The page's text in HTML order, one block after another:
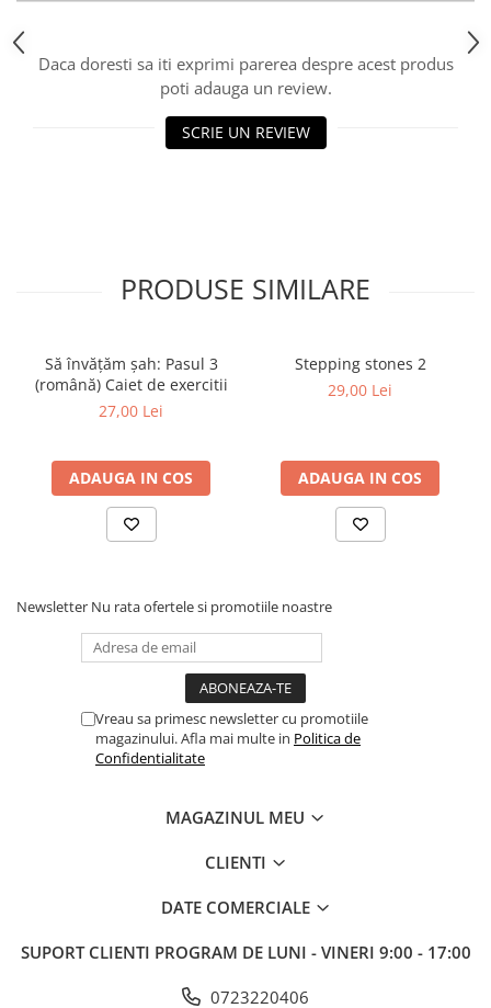
Piese Sah Tematice Din Metal
Step 2
Step 3
Step 5
Step 6
Tabla De Demonstratie
Daca doresti sa iti exprimi parerea despre acest produs
poti adauga un review.
SCRIE UN REVIEW
PRODUSE SIMILARE
Să învățăm șah: Pasul 3
(română) Caiet de exercitii
27,00 Lei
ADAUGA IN COS
Stepping stones 2
29,00 Lei
ADAUGA IN COS
Newsletter Nu rata ofertele si promotiile noastre
Vreau sa primesc newsletter cu promotiile
magazinului. Afla mai multe in Politica de
Confidentialitate
MAGAZINUL MEU
CLIENTI
DATE COMERCIALE
SUPORT CLIENTI PROGRAM DE LUNI - VINERI 9:00 - 17:00
0723220406